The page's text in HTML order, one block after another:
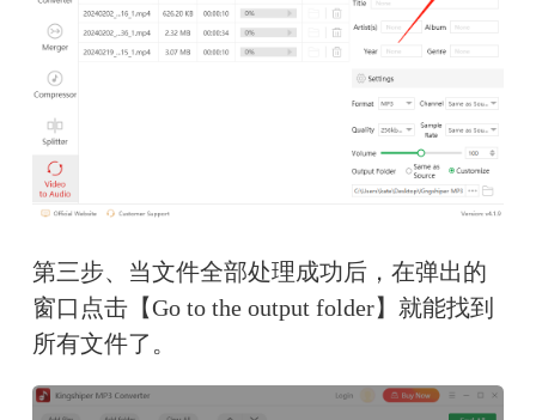
第三步、当文件全部处理成功后，在弹出的
窗口点击【Go to the output folder】就能找到
所有文件了。